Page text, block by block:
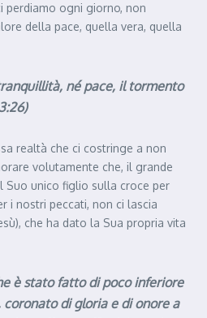
perdiamo ogni giorno, non
della pace, quella vera, quella
né pace, il tormento
realtà che ci costringe a non
volutamente che, il grande
Suo unico figlio sulla croce per
i nostri peccati, non ci lascia
che ha dato la Sua propria vita
è stato fatto di poco inferiore
coronato di gloria e di onore a